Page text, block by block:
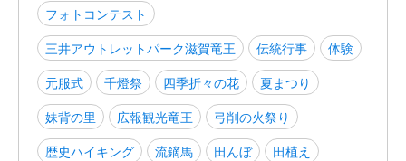
フォトコンテスト
三井アウトレットパーク滋賀竜王
伝統行事
体験
元服式
千燈祭 四季折々の花
夏まつり
妹背の里
広報観光竜王
弓削の火祭り
歴史ハイキング
流鏑馬 田んぼ
田植え